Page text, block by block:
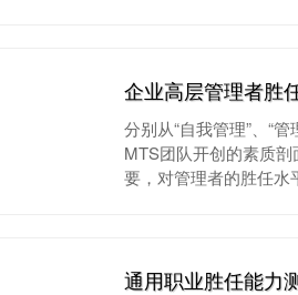
企业高层管理者胜
分别从“自我管理”、“
MTS团队开创的素质
要，对管理者的胜任水
通用职业胜任能力